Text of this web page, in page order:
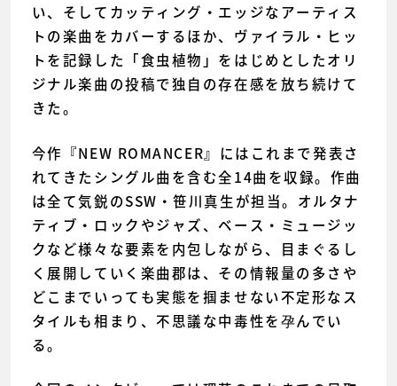
い、そしてカッティング・エッジなアーティス
トの楽曲をカバーするほか、ヴァイラル・ヒッ
トを記録した「食虫植物」をはじめとしたオリ
ジナル楽曲の投稿で独自の存在感を放ち続けて
きた。
今作『NEW ROMANCER』にはこれまで発表さ
れてきたシングル曲を含む全14曲を収録。作曲
は全て気鋭のSSW・笹川真生が担当。オルタナ
ティブ・ロックやジャズ、ベース・ミュージッ
クなど様々な要素を内包しながら、目まぐるし
く展開していく楽曲郡は、その情報量の多さや
どこまでいっても実態を掴ませない不定形なス
タイルも相まり、不思議な中毒性を孕んでい
る。